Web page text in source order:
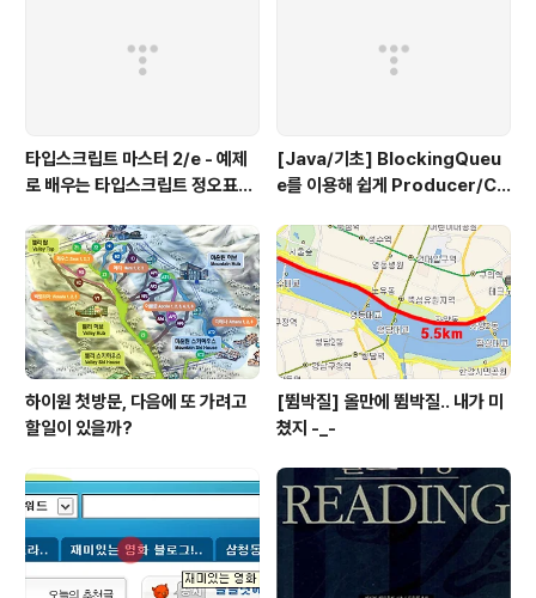
타입스크립트 마스터 2/e - 예제
로 배우는 타입스크립트 정오표
[Java/기초] BlockingQueu
e를 이용해 쉽게 Producer/Co
하이원 첫방문, 다음에 또 가려고
할일이 있을까?
[뜀박질] 올만에 뜀박질.. 내가 미
쳤지 -_-